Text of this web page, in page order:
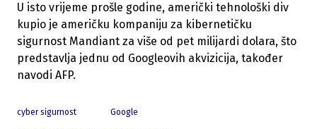
U isto vrijeme prošle godine, američki tehnološki div
kupio je američku kompaniju za kibernetičku
sigurnost Mandiant za više od pet milijardi dolara, što
predstavlja jednu od Googleovih akvizicija, također
navodi AFP.
cyber sigurnost Google